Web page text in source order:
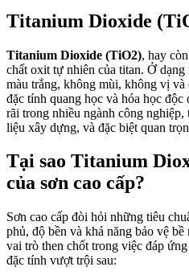
Titanium Dioxide
Titanium Dioxide (TiO2), hay
chất oxit tự nhiên của titan. Ở
màu trắng, không mùi, không vị
đặc tính quang học và hóa học
rãi trong nhiều ngành công
liệu xây dựng, và đặc biệt quan
Tại sao Titanium
của sơn cao cấp?
Sơn cao cấp đòi hỏi những tiêu
phủ, độ bền và khả năng bảo vệ bề
vai trò then chốt trong việc đáp
đặc tính vượt trội sau: